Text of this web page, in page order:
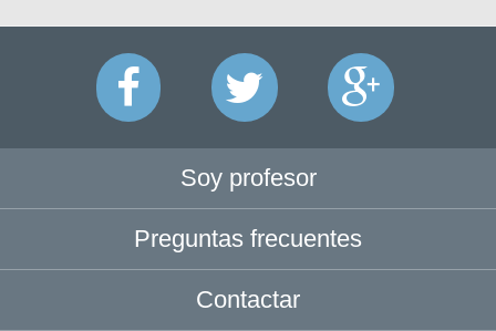
Soy profesor
Preguntas frecuentes
Contactar